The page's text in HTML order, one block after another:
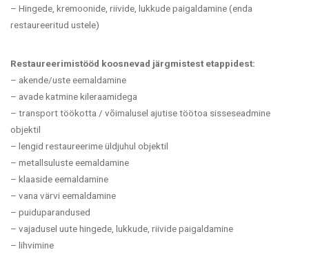
– Hingede, kremoonide, riivide, lukkude paigaldamine (enda
restaureeritud ustele)
Restaureerimistööd koosnevad järgmistest etappidest:
– akende/uste eemaldamine
– avade katmine kileraamidega
– transport töökotta / võimalusel ajutise töötoa sisseseadmine
objektil
– lengid restaureerime üldjuhul objektil
– metallsuluste eemaldamine
– klaaside eemaldamine
– vana värvi eemaldamine
– puiduparandused
– vajadusel uute hingede, lukkude, riivide paigaldamine
– lihvimine